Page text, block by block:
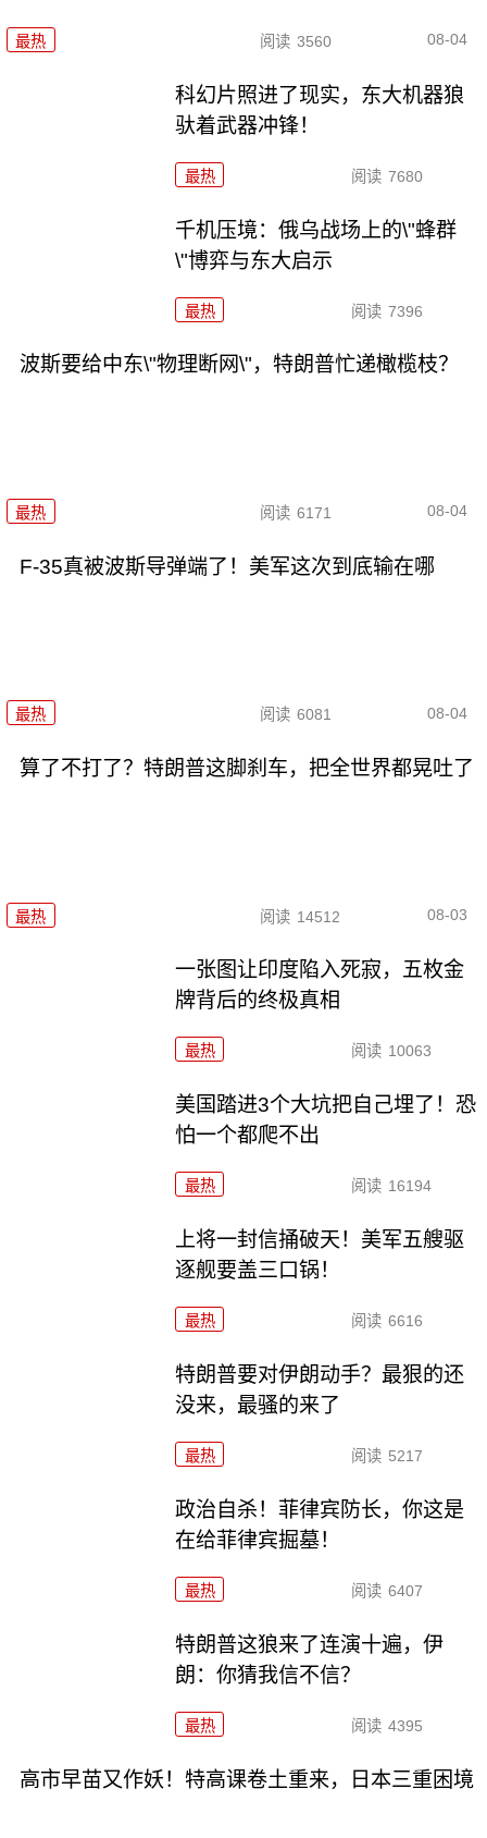
最热 阅读 3560 08-04
科幻片照进了现实，东大机器狼
驮着武器冲锋！
最热 阅读 7680
千机压境：俄乌战场上的\"蜂群
\"博弈与东大启示
最热 阅读 7396
波斯要给中东\"物理断网\"，特朗普忙递橄榄枝？
最热 阅读 6171 08-04
F-35真被波斯导弹端了！美军这次到底输在哪
最热 阅读 6081 08-04
算了不打了？特朗普这脚刹车，把全世界都晃吐了
最热 阅读 14512 08-03
一张图让印度陷入死寂，五枚金
牌背后的终极真相
最热 阅读 10063
美国踏进3个大坑把自己埋了！恐
怕一个都爬不出
最热 阅读 16194
上将一封信捅破天！美军五艘驱
逐舰要盖三口锅！
最热 阅读 6616
特朗普要对伊朗动手？最狠的还
没来，最骚的来了
最热 阅读 5217
政治自杀！菲律宾防长，你这是
在给菲律宾掘墓！
最热 阅读 6407
特朗普这狼来了连演十遍，伊
朗：你猜我信不信？
最热 阅读 4395
高市早苗又作妖！特高课卷土重来，日本三重困境